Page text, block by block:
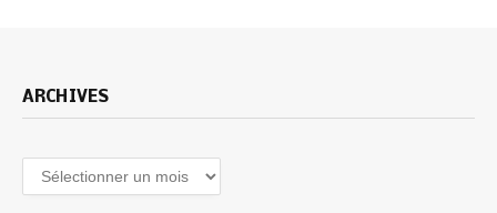
ARCHIVES
Archives